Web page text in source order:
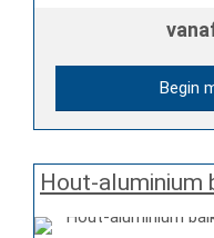
Begin
Hout-aluminium